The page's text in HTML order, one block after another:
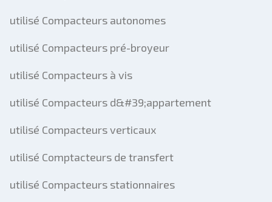
utilisé Compacteurs autonomes
utilisé Compacteurs pré-broyeur
utilisé Compacteurs à vis
utilisé Compacteurs d&#39;appartement
utilisé Compacteurs verticaux
utilisé Comptacteurs de transfert
utilisé Compacteurs stationnaires